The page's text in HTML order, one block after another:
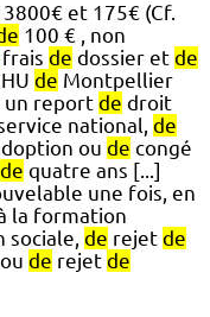
et 175€ (Cf.
100 € , non
frais de dossier et de
de Montpellier
un report de droit
national, de
ou de congé
de quatre ans [...]
une fois, en
la formation
sociale, de rejet de
de rejet de